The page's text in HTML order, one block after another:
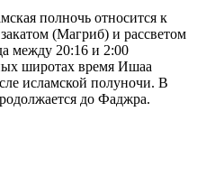
полночь относится к
(Магриб) и рассветом
между 20:16 и 2:00
широтах время Ишаа
исламской полуночи. В
до Фаджра.